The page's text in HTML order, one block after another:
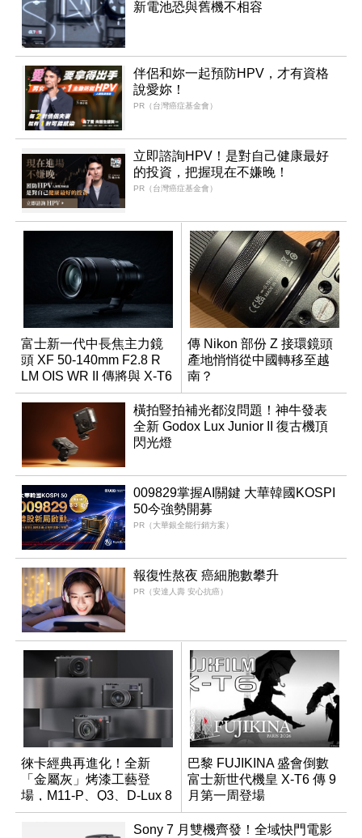
新電池恐與舊機不相容
伴侶和妳一起預防HPV，才有資格
說愛妳！
PR（台灣癌症基金會）
立即諮詢HPV！是對自己健康最好
的投資，把握現在不嫌晚！
PR（台灣癌症基金會）
富士新一代中長焦主力鏡
頭 XF 50-140mm F2.8 R
LM OIS WR II 傳將與 X-T6
同步亮相
傳 Nikon 部份 Z 接環鏡頭
產地悄悄從中國轉移至越
南？
橫拍豎拍補光都沒問題！神牛發表
全新 Godox Lux Junior II 復古機頂
閃光燈
009829掌握AI關鍵 大華韓國KOSPI
50今強勢開募
PR（大華銀全能行銷方案）
報復性熬夜 癌細胞數攀升
PR（安達人壽 安心抗癌）
徠卡經典再進化！全新
「金屬灰」烤漆工藝登
場，M11-P、Q3、D-Lux 8
領銜換裝
巴黎 FUJIKINA 盛會倒數
富士新世代機皇 X-T6 傳 9
月第一周登場
Sony 7 月雙機齊發！全域快門電影